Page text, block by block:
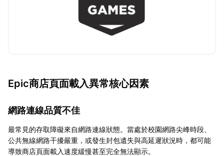
Epic商店頁面載入異常核心因素
網路連線品質不佳
最常見的存取障礙來自網路連線狀態。當處於校園網路尖峰時段、
公共無線網路干擾嚴重，或發生封包遺失與高延遲狀況時，都可能
導致商店頁面載入速度緩慢甚至完全無法顯示。